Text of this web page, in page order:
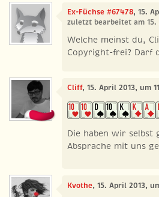
Ex-Füchse #67478, 15.
zuletzt bearbeitet am 15.
Welche meinst du,
Copyright-frei? Darf
Cliff, 15. April 2013, um
Die haben wir selbst
Absprache mit uns
Kvothe, 15. April 2013,